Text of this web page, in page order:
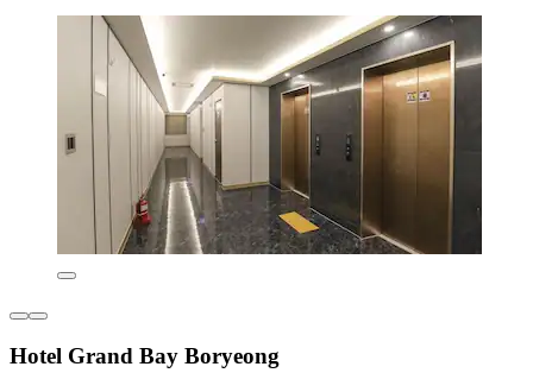
Hotel Grand Bay Boryeong